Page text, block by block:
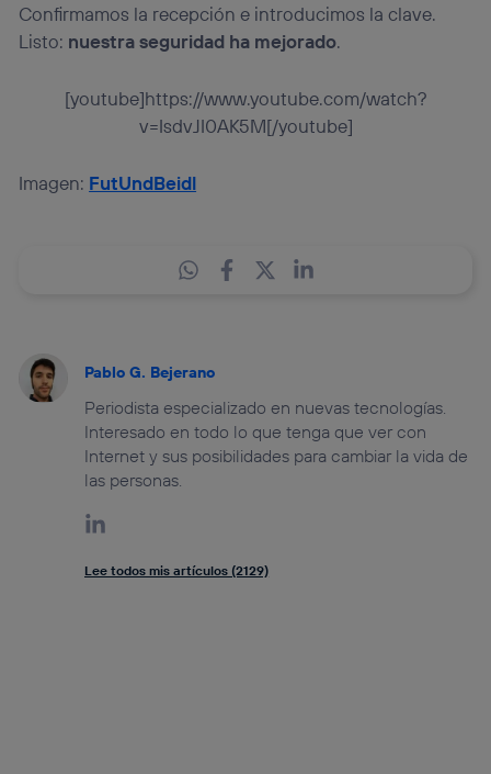
Confirmamos la recepción e introducimos la clave.
Listo: nuestra seguridad ha mejorado.
[youtube]https://www.youtube.com/watch?
v=IsdvJI0AK5M[/youtube]
Imagen: FutUndBeidl
Pablo G. Bejerano
Periodista especializado en nuevas tecnologías.
Interesado en todo lo que tenga que ver con
Internet y sus posibilidades para cambiar la vida de
las personas.
Lee todos mis artículos (2129)